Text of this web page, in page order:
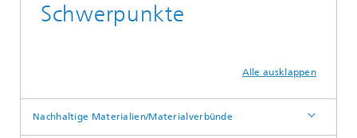
Schwerpunkte
Alle ausklappen
Nachhaltige Materialien/Materialverbünde